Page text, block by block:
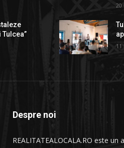
20
11
Despre noi
REALITATEALOCALA.RO este